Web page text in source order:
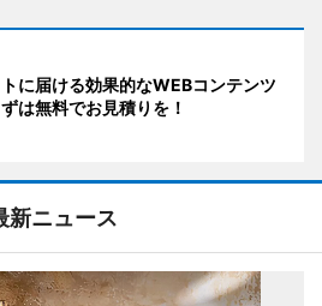
に届ける効果的なWEBコンテンツ
は無料でお見積りを！
新ニュース